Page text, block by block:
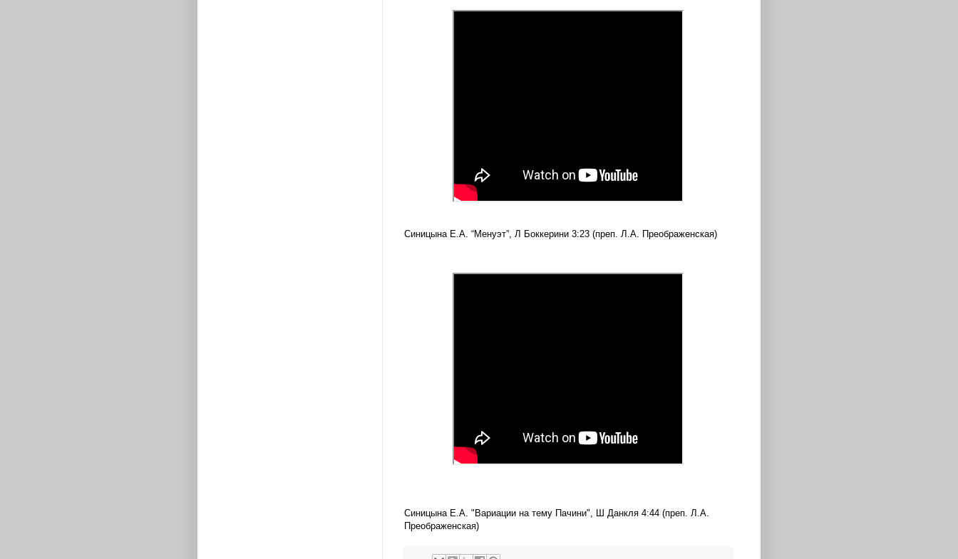
Синицына Е.А. “Менуэт”, Л Боккерини 3:23 (преп. Л.А. Преображенская)
Синицына Е.А. "Вариации на тему Пачини", Ш Данкля 4:44 (преп. Л.А.
Преображенская)